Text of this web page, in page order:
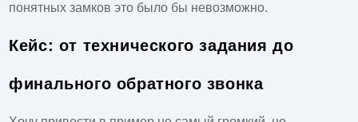
понятных замков это было бы невозможно.
Кейс: от технического задания до
финального обратного звонка